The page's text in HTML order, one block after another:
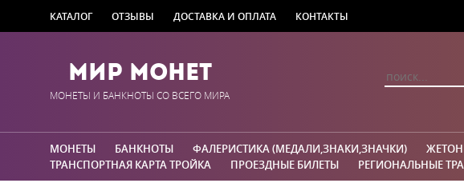
КАТАЛОГ ОТЗЫВЫ ДОСТАВКА И ОПЛАТА КОНТАКТЫ
Мир Монет
МОНЕТЫ И БАНКНОТЫ СО ВСЕГО МИРА
МОНЕТЫ БАНКНОТЫ ФАЛЕРИСТИКА (МЕДАЛИ,ЗНАКИ,ЗНАЧКИ)
ТРАНСПОРТНАЯ КАРТА ТРОЙКА
ПРОЕЗДНЫЕ БИЛЕТЫ РЕГИОНАЛЬНЫЕ